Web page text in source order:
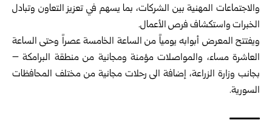
والاجتماعات المهنية بين الشركات، بما يسهم في تعزيز التعاون وتبادل
الخبرات واستكشاف فرص الأعمال.
ويفتتح المعرض أبوابه يومياً من الساعة الخامسة عصراً وحتى الساعة
العاشرة مساء، والمواصلات مؤمنة ومجانية من منطقة البرامكة –
بجانب وزارة الزراعة، إضافة الى رحلات مجانية من مختلف المحافظات
السورية.